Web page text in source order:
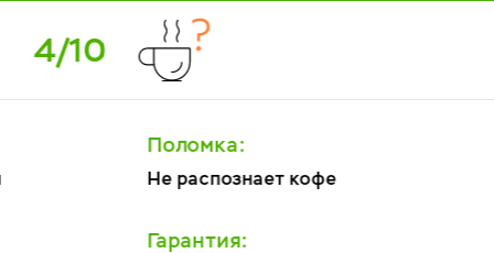
Не распознает кофе